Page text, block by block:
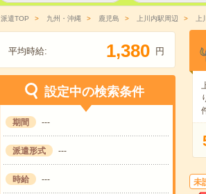
派遣TOP 九州・沖縄 鹿児島 上川内駅周辺 上
平均時給: 1,380 円
設定中の検索条件
期間 ---
派遣形式 ---
時給 --- 未